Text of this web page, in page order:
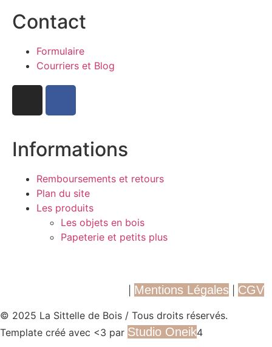
Contact
Formulaire
Courriers et Blog
Informations
Remboursements et retours
Plan du site
Les produits
Les objets en bois
Papeterie et petits plus
Mentions Légales CGV
© 2025 La Sittelle de Bois / Tous droits réservés.
Template créé avec <3 par Studio Oneik4